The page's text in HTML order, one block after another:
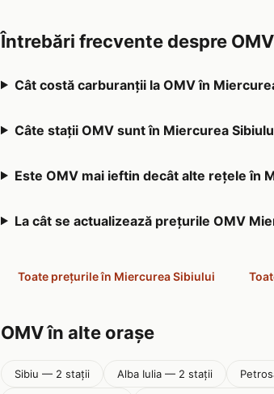
Întrebări frecvente despre
Cât costă carburanții la OMV în
Câte stații OMV sunt în Miercurea
Este OMV mai ieftin decât alte rețele în
La cât se actualizează prețurile OMV
Toate prețurile în Miercurea Sibiului
OMV în alte orașe
Sibiu — 2 stații Alba Iulia — 2 stații